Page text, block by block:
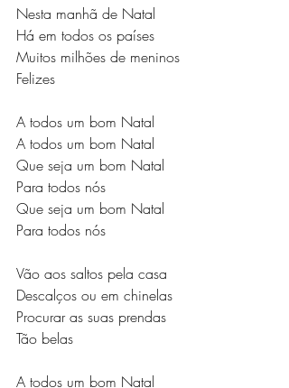
Nesta manhã de Natal
Há em todos os países
Muitos milhões de meninos
Felizes
A todos um bom Natal
A todos um bom Natal
Que seja um bom Natal
Para todos nós
Que seja um bom Natal
Para todos nós
Vão aos saltos pela casa
Descalços ou em chinelas
Procurar as suas prendas
Tão belas
A todos um bom Natal